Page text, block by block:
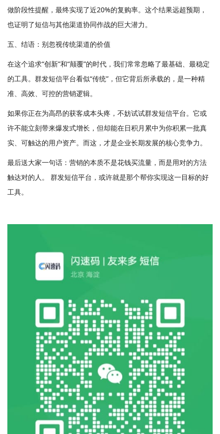
做阶段性提醒，最终实现了近20%的复购率。这个结果远超预期，
也证明了短信与其他渠道协同作战的巨大潜力。
五、结语：别忽视传统渠道的价值
在这个追求“创新”和“颠覆”的时代，我们常常忽略了最基础、最稳定
的工具。群发短信平台看似“传统”，但它背后所承载的，是一种精
准、高效、可控的营销逻辑。
如果你正在为高昂的获客成本头疼，不妨试试群发短信平台。它或
许不能立刻带来爆发式增长，但却能在日积月累中为你积累一批真
实、可触达的用户资产。而这，才是企业长期发展的核心竞争力。
最后送大家一句话：营销的本质不是花钱买流量，而是用对的方法
触达对的人。 群发短信平台，或许就是那个帮你实现这一目标的好
工具。